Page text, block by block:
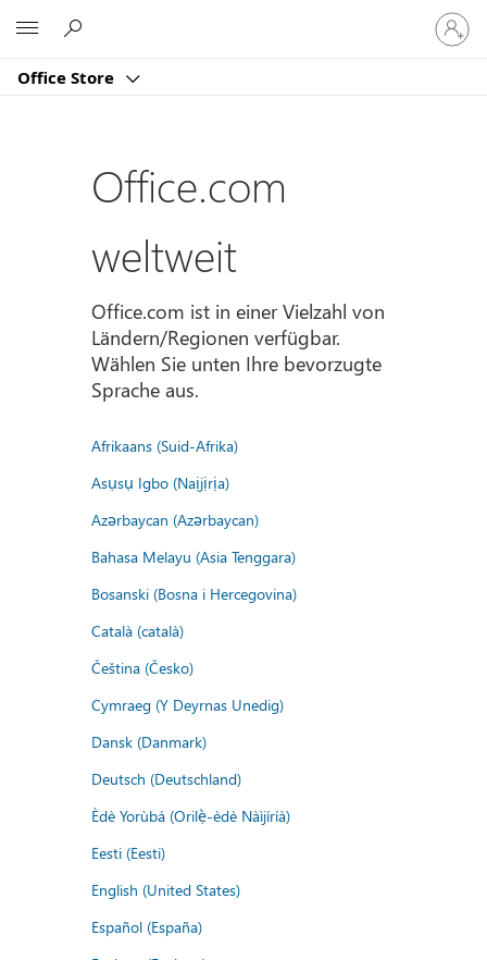
Office Store
Bei
Ihrem
Konto
Office.com
weltweit
Office.com ist in einer Vielzahl von
Ländern/Regionen verfügbar.
Wählen Sie unten Ihre bevorzugte
Sprache aus.
Afrikaans (Suid-Afrika)
Asụsụ Igbo (Naịjịrịa)
Azərbaycan (Azərbaycan)
Bahasa Melayu (Asia Tenggara)
Bosanski (Bosna i Hercegovina)
Català (català)
Čeština (Česko)
Cymraeg (Y Deyrnas Unedig)
Dansk (Danmark)
Deutsch (Deutschland)
Èdè Yorùbá (Orilẹ̀-èdè Nàìjíríà)
Eesti (Eesti)
English (United States)
Español (España)